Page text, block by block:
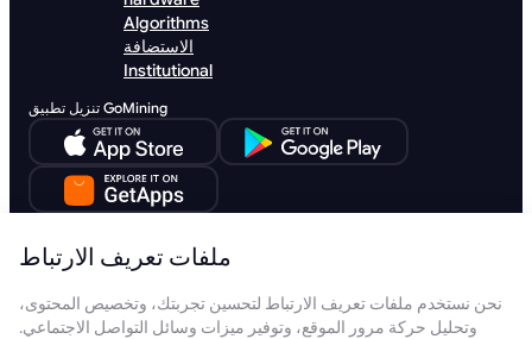
Algorithms
الاستضافة
Institutional
تنزيل تطبيق GoMining
ملفات تعريف الارتباط
نحن نستخدم ملفات تعريف الارتباط لتحسين تجربتك، وتخصيص المحتوى،
وتحليل حركة مرور الموقع، وتوفير ميزات وسائل التواصل الاجتماعي.